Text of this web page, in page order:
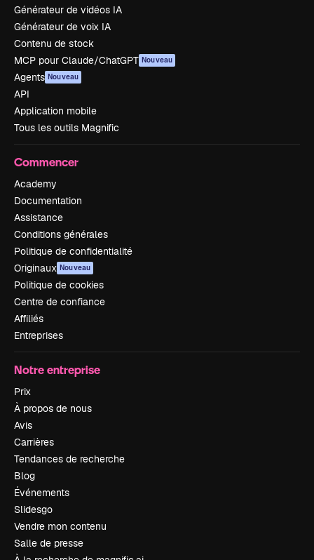
Générateur de vidéos IA
Générateur de voix IA
Contenu de stock
MCP pour Claude/ChatGPT Nouveau
Agents Nouveau
API
Application mobile
Tous les outils Magnific
Commencer
Academy
Documentation
Assistance
Conditions générales
Politique de confidentialité
Originaux Nouveau
Politique de cookies
Centre de confiance
Affiliés
Entreprises
Notre entreprise
Prix
À propos de nous
Avis
Carrières
Tendances de recherche
Blog
Événements
Slidesgo
Vendre mon contenu
Salle de presse